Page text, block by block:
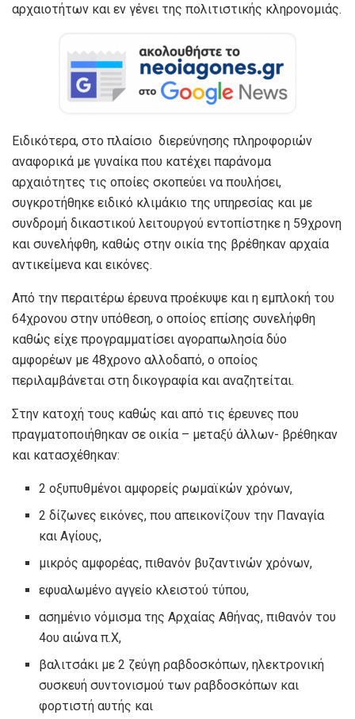
αρχαιοτήτων και εν γένει της πολιτιστικής κληρονομιάς.
Ειδικότερα, στο πλαίσιο διερεύνησης πληροφοριών
αναφορικά με γυναίκα που κατέχει παράνομα
αρχαιότητες τις οποίες σκοπεύει να πουλήσει,
συγκροτήθηκε ειδικό κλιμάκιο της υπηρεσίας και με
συνδρομή δικαστικού λειτουργού εντοπίστηκε η 59χρονη
και συνελήφθη, καθώς στην οικία της βρέθηκαν αρχαία
αντικείμενα και εικόνες.
Από την περαιτέρω έρευνα προέκυψε και η εμπλοκή του
64χρονου στην υπόθεση, ο οποίος επίσης συνελήφθη
καθώς είχε προγραμματίσει αγοραπωλησία δύο
αμφορέων με 48χρονο αλλοδαπό, ο οποίος
περιλαμβάνεται στη δικογραφία και αναζητείται.
Στην κατοχή τους καθώς και από τις έρευνες που
πραγματοποιήθηκαν σε οικία – μεταξύ άλλων- βρέθηκαν
και κατασχέθηκαν:
2 οξυπυθμένοι αμφορείς ρωμαϊκών χρόνων,
2 δίζωνες εικόνες, που απεικονίζουν την Παναγία
και Αγίους,
μικρός αμφορέας, πιθανόν βυζαντινών χρόνων,
εφυαλωμένο αγγείο κλειστού τύπου,
ασημένιο νόμισμα της Αρχαίας Αθήνας, πιθανόν του
4ου αιώνα π.Χ,
βαλιτσάκι με 2 ζεύγη ραβδοσκόπων, ηλεκτρονική
συσκευή συντονισμού των ραβδοσκόπων και
φορτιστή αυτής και